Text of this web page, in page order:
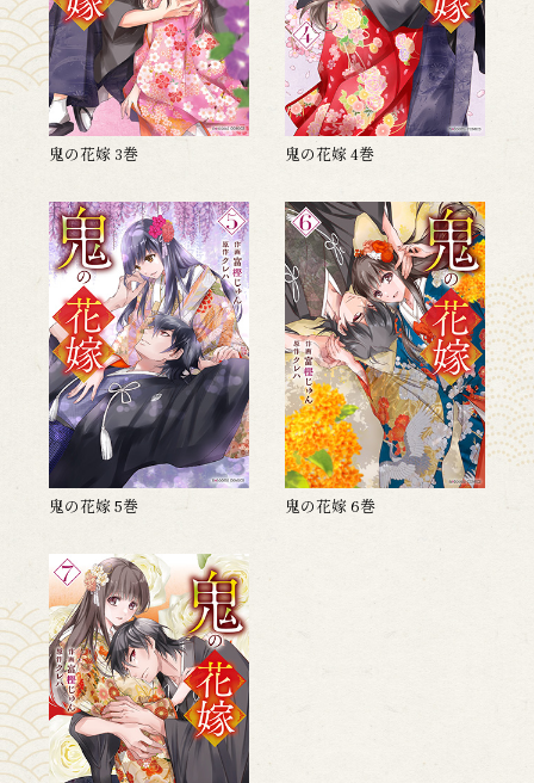
鬼の花嫁 3巻 鬼の花嫁 4巻
鬼の花嫁 5巻 鬼の花嫁 6巻